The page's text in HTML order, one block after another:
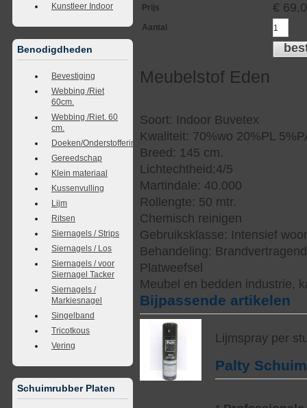
Kunstleer Indoor
Benodigdheden
Bevestiging
Webbing /Riet
60cm.
Webbing /Riet. 60
cm.
Doeken/Onderstoffering
Gereedschap
Klein materiaal
Kussenvulling
Lijm
Ritsen
Siernagels / Strips
Siernagels / Los
Siernagels / voor
Siernagel Tacker
Siernagels /
Markiesnagel
Singelband
Tricotkous
Vering
Schuimrubber Platen
Prijs €
Aantal
Meubelstof Eden
Soort: Indoor Buvetex
Kwaliteit: 70%wo 20%PL
Breed: 145 cm.
Lichtechtheid:4/5
Martindale: 40.000
Rollengte: 50 mtr.
Chemisch reinigen
Gebruiksklasse: Intensief
Behandeling:
Platweefsel
Meubel en bedden industrie,
Bijpassende artikelen
Lijmspray per
Palty